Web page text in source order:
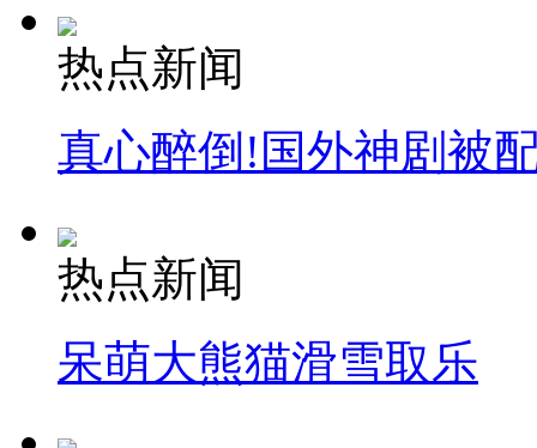
热点新闻
真心醉倒!国外神剧被
热点新闻
呆萌大熊猫滑雪取乐